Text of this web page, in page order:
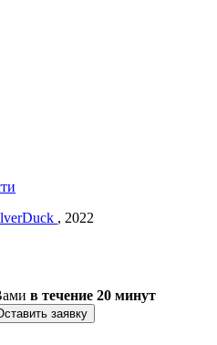
, 2022
в течение 20 минут
заявку